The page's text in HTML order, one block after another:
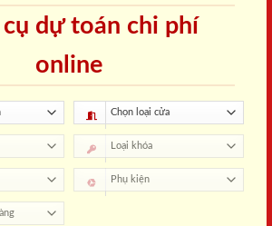
cụ dự toán chi phí
online